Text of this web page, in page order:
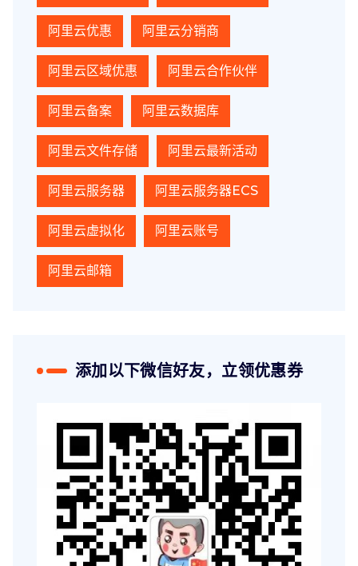
阿里云优惠 阿里云分销商
阿里云区域优惠 阿里云合作伙伴
阿里云备案 阿里云数据库
阿里云文件存储 阿里云最新活动
阿里云服务器 阿里云服务器ECS
阿里云虚拟化 阿里云账号
阿里云邮箱
添加以下微信好友，立领优惠券